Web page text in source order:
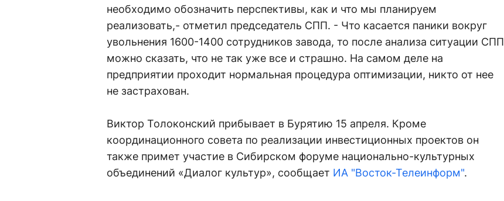
необходимо обозначить перспективы, как и что мы планируем
реализовать,- отметил председатель СПП. - Что касается паники вокруг
увольнения 1600-1400 сотрудников завода, то после анализа ситуации СПП
можно сказать, что не так уже все и страшно. На самом деле на
предприятии проходит нормальная процедура оптимизации, никто от нее
не застрахован.
Виктор Толоконский прибывает в Бурятию 15 апреля. Кроме
координационного совета по реализации инвестиционных проектов он
также примет участие в Сибирском форуме национально-культурных
объединений «Диалог культур», сообщает ИА "Восток-Телеинформ".